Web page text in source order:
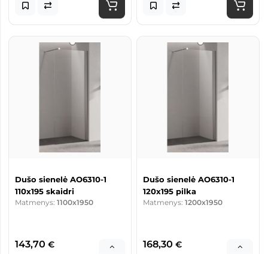
Dušo sienelė AO6310-1
110x195 skaidri
Matmenys: 1100x1950
143,70 €
Dušo sienelė AO6310-1
120x195 pilka
Matmenys: 1200x1950
168,30 €